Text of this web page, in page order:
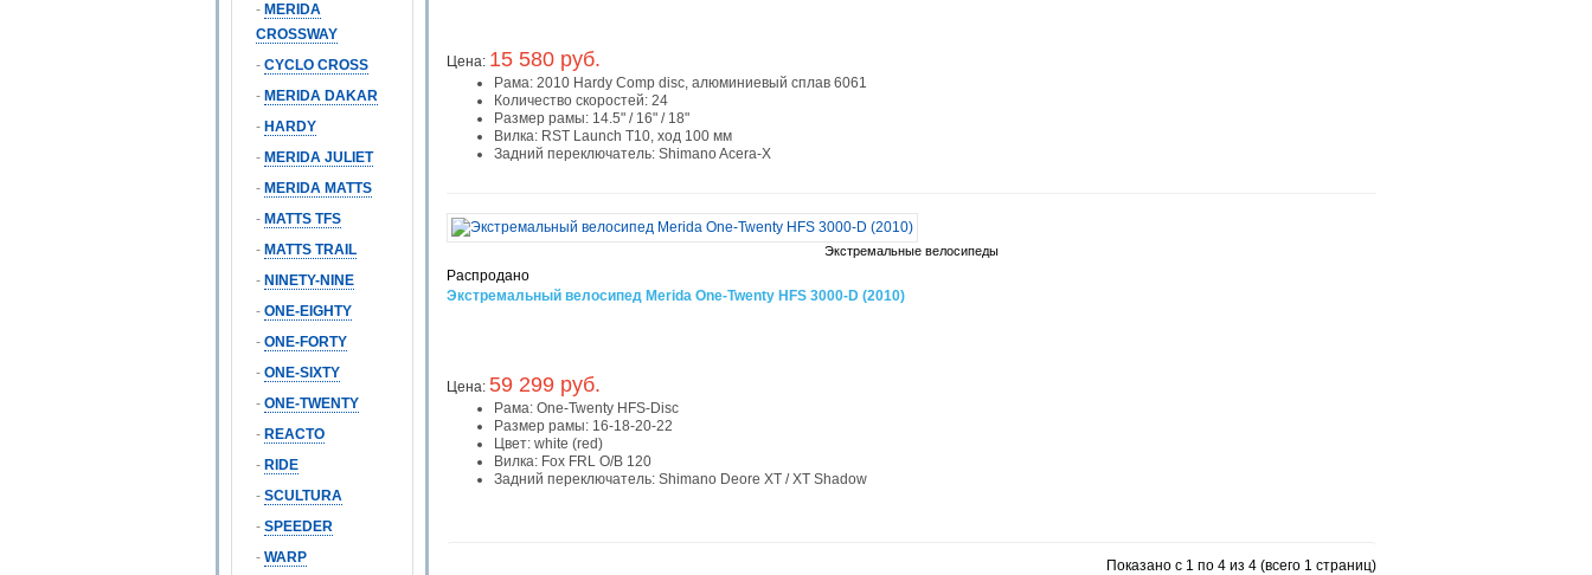
- MERIDA
CROSSWAY
- CYCLO CROSS
- MERIDA DAKAR
- HARDY
- MERIDA JULIET
- MERIDA MATTS
- MATTS TFS
- MATTS TRAIL
- NINETY-NINE
- ONE-EIGHTY
- ONE-FORTY
- ONE-SIXTY
- ONE-TWENTY
- REACTO
- RIDE
- SCULTURA
- SPEEDER
- WARP
Цена: 15 580 руб.
Рама: 2010 Hardy Comp disc, алюминиевый сплав 6061
Количество скоростей: 24
Размер рамы: 14.5" / 16" / 18"
Вилка: RST Launch T10, ход 100 мм
Задний переключатель: Shimano Acera-X
Экстремальные велосипеды
Распродано
Экстремальный велосипед Merida One-Twenty HFS 3000-D (2010)
Цена: 59 299 руб.
Рама: One-Twenty HFS-Disc
Размер рамы: 16-18-20-22
Цвет: white (red)
Вилка: Fox FRL O/B 120
Задний переключатель: Shimano Deore XT / XT Shadow
Показано с 1 по 4 из 4 (всего 1 страниц)